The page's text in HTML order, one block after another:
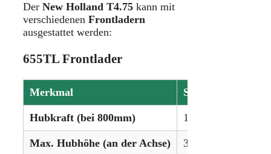
Der New Holland T4.75 kann mit
verschiedenen Frontladern
ausgestattet werden:
655TL Frontlader
Merkmal Spezifikation
Hubkraft (bei 800mm) 1.050 kg
Max. Hubhöhe (an der Achse) 325 cm